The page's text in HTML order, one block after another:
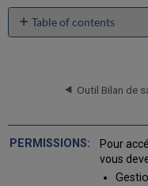
Table of contents
d'attente
pouvant
être
Outil Bilan de
Pour
vous